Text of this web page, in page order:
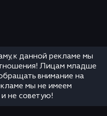
к данной рекламе мы
Лицам младше
внимание на
мы не имеем
не советую!